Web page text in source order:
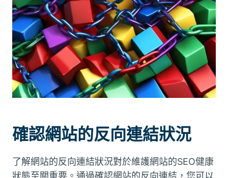
確認網站的反向連結狀況
了解網站的反向連結狀況對於維護網站的SEO健康
狀態至關重要。通過確認網站的反向連結，您可以